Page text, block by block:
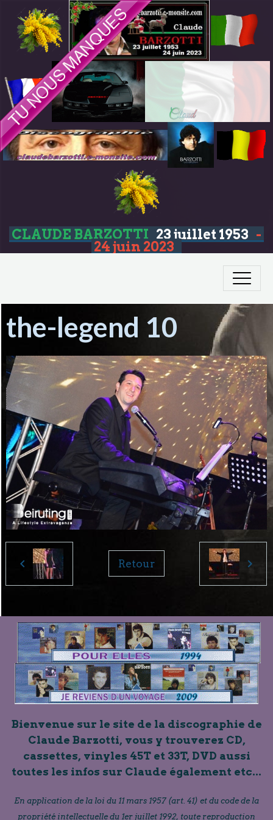
CLAUDE BARZOTTI 23 juillet 1953 -
24 juin 2023
the-legend 10
Retour
Bienvenue sur le site de la discographie de
Claude Barzotti, vous y trouverez CD,
cassettes, vinyles 45T et 33T, DVD aussi
toutes les infos sur Claude également etc...
En application de la loi du 11 mars 1957 (art. 41) et du code de la
propriété intellectuelle du 1er juillet 1992, toute reproduction